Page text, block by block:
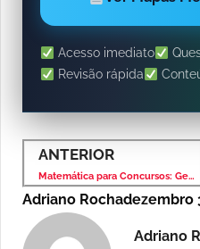
Acesso imediato
Revisão rápida
ANTERIOR
Matemática para Concursos: Geometria Plana – Banca VUNESP – Nível Superior
Adriano Rochadezembro
Adriano